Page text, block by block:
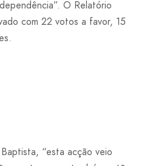
O Relatório
com 22 votos a favor, 15
“esta acção veio